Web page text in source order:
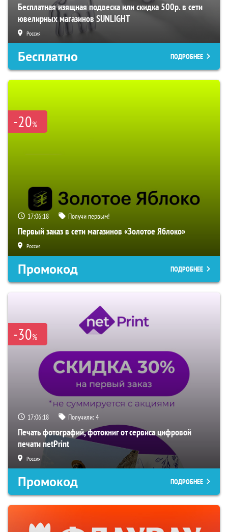
Бесплатная изящная подвеска или скидка 500р. в сети
ювелирных магазинов SUNLIGHT
Россия
Бесплатно ПОДРОБНЕЕ
-20%
17:06:17 Получи первым!
Первый заказ в сети магазинов «Золотое Яблоко»
Россия
Промокод ПОДРОБНЕЕ
-30%
17:06:17 Получили:4
Печать фотографий, фотокниг от сервиса цифровой
печати netPrint
Россия
Промокод ПОДРОБНЕЕ